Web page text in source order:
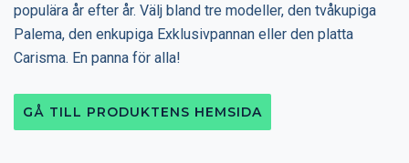
populära år efter år. Välj bland tre modeller, den tvåkupiga
Palema, den enkupiga Exklusivpannan eller den platta
Carisma. En panna för alla!
GÅ TILL PRODUKTENS HEMSIDA